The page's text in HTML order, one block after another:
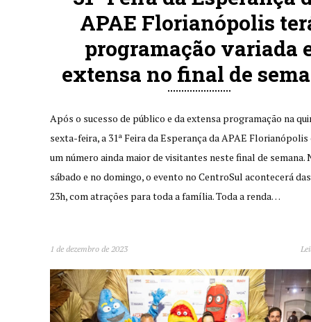
APAE Florianópolis
programação variada
extensa no final de
Após o sucesso de público e da extensa programação na
sexta-feira, a 31ª Feira da Esperança da APAE
um número ainda maior de visitantes neste final de semana.
sábado e no domingo, o evento no CentroSul acontecerá
23h, com atrações para toda a família. Toda a renda…
1 de dezembro de 2023